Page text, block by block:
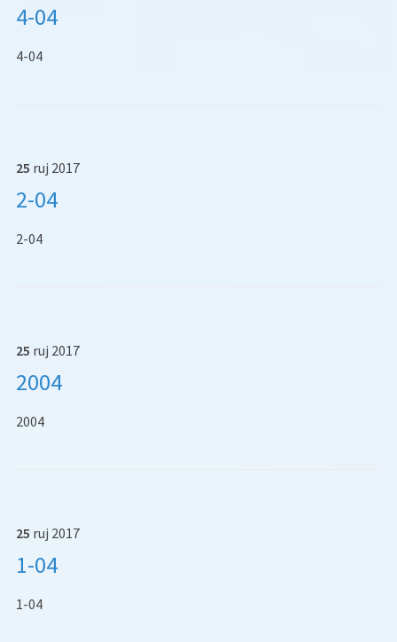
4-04
4-04
25 ruj 2017
2-04
2-04
25 ruj 2017
2004
2004
25 ruj 2017
1-04
1-04